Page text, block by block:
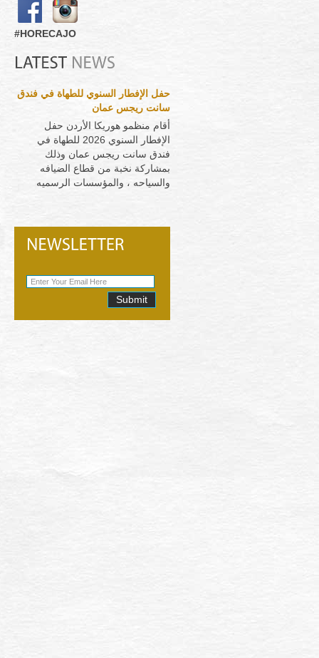
#HORECAJO
حفل الإفطار السنوي للطهاة في فندق
سانت ريجس عمان
أقام منظمو هوريكا الأردن حفل
الإفطار السنوي 2026 للطهاة في
فندق سانت ريجس عمان وذلك
بمشاركة نخبة من قطاع الضيافه
والسياحه ، والمؤسسات الرسميه
Submit